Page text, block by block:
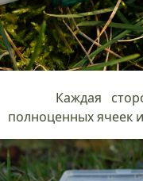
Каждая
полноценных ячеек